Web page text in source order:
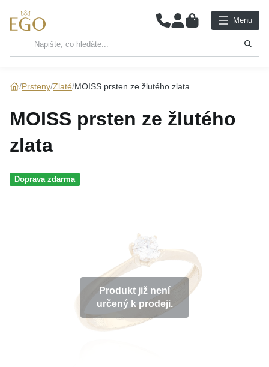
0 Menu
Hlavní kategorie
Prsteny Zlaté MOISS prsten ze žlutého zlata
MOISS prsten ze žlutého
zlata
Doprava zdarma
Produkt již není
určený k prodeji.